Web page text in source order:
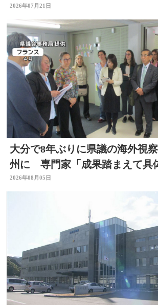
2026年07月21日
大分で8年ぶりに県議の海外視
州に 専門家「成果踏まえて具
ョン必要」
2026年08月05日